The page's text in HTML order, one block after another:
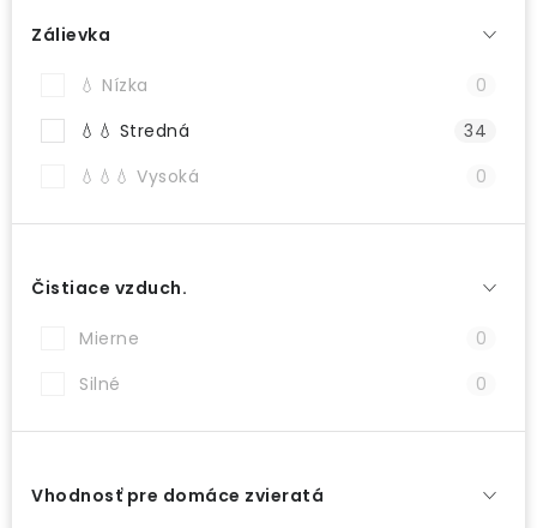
Zálievka
💧 Nízka
0
💧💧 Stredná
34
💧💧💧 Vysoká
0
Čistiace vzduch.
Mierne
0
Silné
0
Vhodnosť pre domáce zvieratá